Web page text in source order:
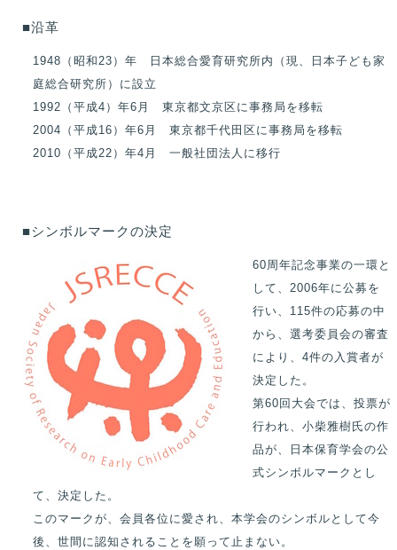
■沿革
1948（昭和23）年 日本総合愛育研究所内（現、日本子ども家
庭総合研究所）に設立
1992（平成4）年6月 東京都文京区に事務局を移転
2004（平成16）年6月 東京都千代田区に事務局を移転
2010（平成22）年4月 一般社団法人に移行
■シンボルマークの決定
60周年記念事業の一環と
して、2006年に公募を
行い、115件の応募の中
から、選考委員会の審査
により、4件の入賞者が
決定した。
第60回大会では、投票が
行われ、小柴雅樹氏の作
品が、日本保育学会の公
式シンボルマークとし
て、決定した。
このマークが、会員各位に愛され、本学会のシンボルとして今
後、世間に認知されることを願って止まない。